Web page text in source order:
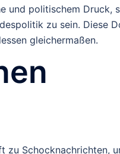
und politischem Druck,
zu sein. Diese
gleichermaßen.
zu Schocknachrichten,